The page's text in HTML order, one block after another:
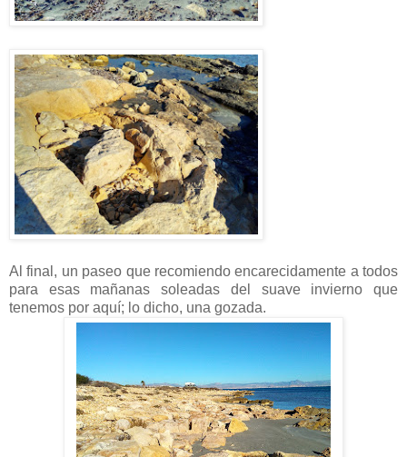
Al final, un paseo que recomiendo encarecidamente a todos
para esas mañanas soleadas del suave invierno que
tenemos por aquí; lo dicho, una gozada.